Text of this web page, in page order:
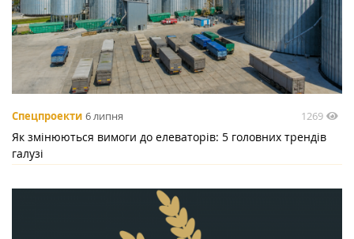
Спецпроекти 6 липня 1269
Як змінюються вимоги до елеваторів: 5 головних трендів
галузі